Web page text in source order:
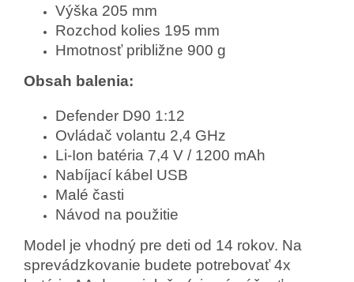
Výška 205 mm
Rozchod kolies 195 mm
Hmotnosť približne 900 g
Obsah balenia:
Defender D90 1:12
Ovládač volantu 2,4 GHz
Li-Ion batéria 7,4 V / 1200 mAh
Nabíjací kábel USB
Malé časti
Návod na použitie
Model je vhodný pre deti od 14 rokov. Na
sprevádzkovanie budete potrebovať 4x